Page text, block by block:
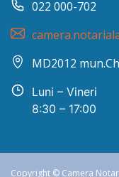
022 000-702
MD2012
Luni – Vineri
8:30 – 17:00
Copyright © Camera